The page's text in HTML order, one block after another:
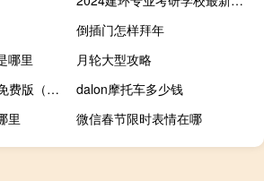
倒插门怎样拜年
哪里
月轮大型攻略
小萌宝 V1.001 官方免费版（小萌宝 V1.001 官方免费版功能简介）
dalon摩托车多少钱
里
微信春节限时表情在哪